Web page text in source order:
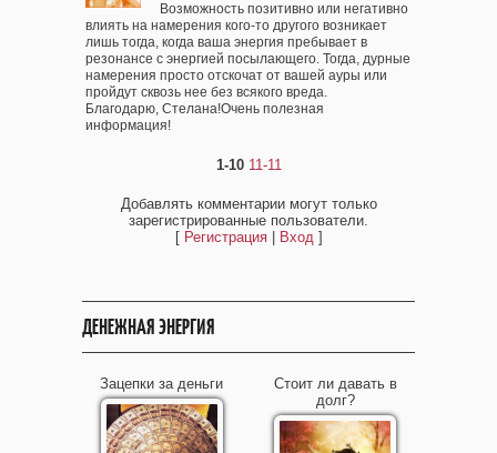
Возможность позитивно или негативно
влиять на намерения кого-то другого возникает
лишь тогда, когда ваша энергия пребывает в
резонансе с энергией посылающего. Тогда, дурные
намерения просто отскочат от вашей ауры или
пройдут сквозь нее без всякого вреда.
Благодарю, Стелана!Очень полезная
информация!
1-10 11-11
Добавлять комментарии могут только
зарегистрированные пользователи.
[ Регистрация| Вход]
ДЕНЕЖНАЯ ЭНЕРГИЯ
Зацепки за деньги
Стоит ли давать в
долг?